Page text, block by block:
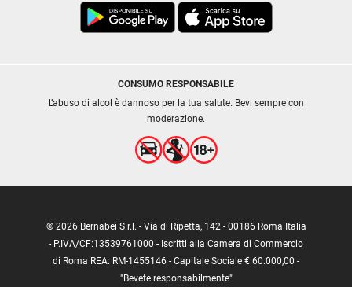
CONSUMO RESPONSABILE
L’abuso di alcol è dannoso per la tua salute. Bevi sempre con
moderazione.
© 2026 Bernabei S.r.l. - Via di Ripetta, 142 - 00186 Roma Italia
- P.IVA/CF:13539761000 - Iscritti alla Camera di Commercio
di Roma REA: RM-1455146 - Capitale Sociale € 60.000,00 -
"Bevete responsabilmente"